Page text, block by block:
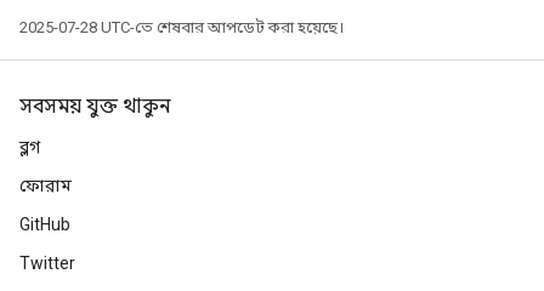
2025-07-28 UTC-তে শেষবার আপডেট করা হয়েছে।
সবসময় যুক্ত থাকুন
ব্লগ
ফোরাম
GitHub
Twitter